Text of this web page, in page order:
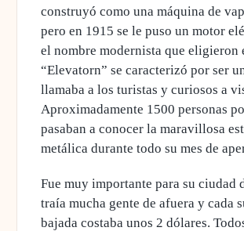
construyó como una máquina de
pero en 1915 se le puso un motor
el nombre modernista que eligieron
“Elevatorn”se caracterizó por ser
llamaba a los turistas y curiosos a
Aproximadamente 1500 personas
pasaban a conocer la maravillosa
metálica durante todo su mes de
Fue muy importante para su ciudad
traía mucha gente de afuera y cada
bajada costaba unos 2 dólares.